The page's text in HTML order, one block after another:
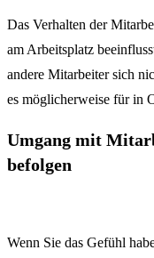
Das Verhalten der
am Arbeitsplatz
andere Mitarbeiter sich
es möglicherweise für in
Umgang mit
befolgen
Wenn Sie das Gefühl